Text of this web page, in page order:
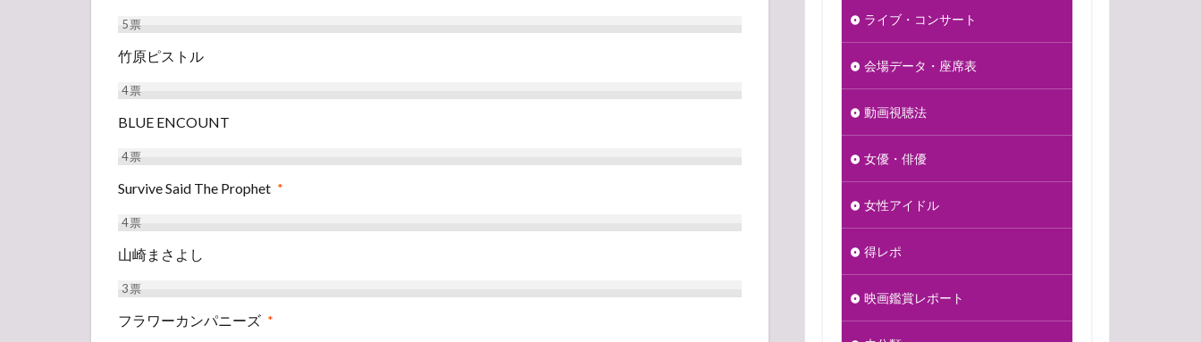
5票
竹原ピストル
4票
BLUE ENCOUNT
4票
Survive Said The Prophet *
4票
山崎まさよし
3票
フラワーカンパニーズ *
ライブ・コンサート
会場データ・座席表
動画視聴法
女優・俳優
女性アイドル
得レポ
映画鑑賞レポート